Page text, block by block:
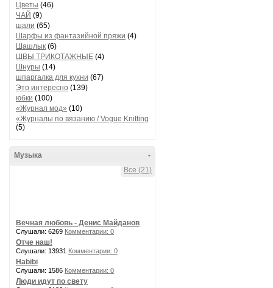
Цветы (46)
ЧАЙ (9)
шали (65)
Шарфы из фантазийной пряжи (4)
Шашлык (6)
ШВЫ ТРИКОТАЖНЫЕ (4)
Шнуры (14)
шпаргалка для кухни (67)
Это интересно (139)
юбки (100)
«Журнал мод» (10)
«Журналы по вязанию / Vogue Knitting
(5)
-
Музыка
Все (21)
Вечная любовь - Денис Майданов
Слушали: 6269 Комментарии: 0
Отче наш!
Слушали: 13931 Комментарии: 0
Habibi
Слушали: 1586 Комментарии: 0
Люди идут по свету